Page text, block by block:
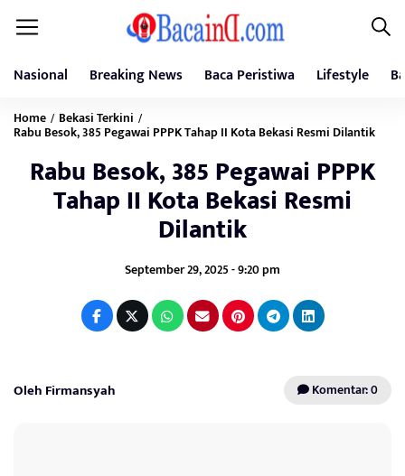
Nasional Breaking News Baca Peristiwa Lifestyle
Home / Bekasi Terkini /
Rabu Besok, 385 Pegawai PPPK Tahap II Kota Bekasi Resmi Dilantik
Rabu Besok, 385 Pegawai PPPK
Tahap II Kota Bekasi Resmi
Dilantik
September 29, 2025 - 9:20 pm
Oleh Firmansyah Komentar: 0